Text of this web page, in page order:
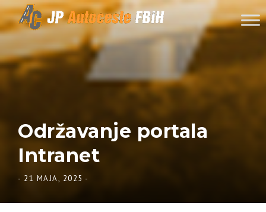
Skip to content
Održavanje portala
Intranet
- 21 MAJA, 2025 -